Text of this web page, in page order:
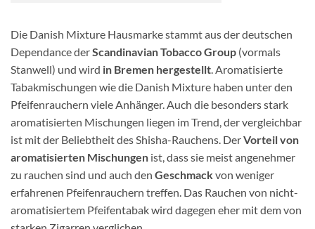
Die Danish Mixture Hausmarke stammt aus der deutschen
Dependance derScandinavian Tobacco Group (vormals
Stanwell) und wird in Bremen hergestellt. Aromatisierte
Tabakmischungen wie die Danish Mixture haben unter den
Pfeifenrauchern viele Anhänger. Auch die besonders stark
aromatisierten Mischungen liegen im Trend, der vergleichbar
ist mit der Beliebtheit des Shisha-Rauchens. DerVorteil von
aromatisierten Mischungen ist, dass sie meist angenehmer
zu rauchen sind und auch den Geschmackvon weniger
erfahrenen Pfeifenrauchern treffen. Das Rauchen von nicht-
aromatisiertem Pfeifentabak wird dagegen eher mit dem von